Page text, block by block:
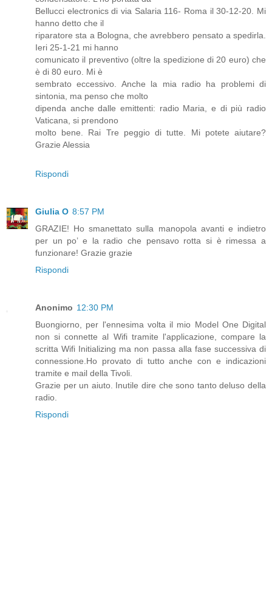
Bellucci electronics di via Salaria 116- Roma il 30-12-20. Mi
hanno detto che il
riparatore sta a Bologna, che avrebbero pensato a spedirla.
Ieri 25-1-21 mi hanno
comunicato il preventivo (oltre la spedizione di 20 euro) che
è di 80 euro. Mi è
sembrato eccessivo. Anche la mia radio ha problemi di
sintonia, ma penso che molto
dipenda anche dalle emittenti: radio Maria, e di più radio
Vaticana, si prendono
molto bene. Rai Tre peggio di tutte. Mi potete aiutare?
Grazie Alessia
Rispondi
Giulia O 8:57 PM
GRAZIE! Ho smanettato sulla manopola avanti e indietro
per un po’ e la radio che pensavo rotta si è rimessa a
funzionare! Grazie grazie
Rispondi
Anonimo 12:30 PM
Buongiorno, per l'ennesima volta il mio Model One Digital
non si connette al Wifi tramite l'applicazione, compare la
scritta Wifi Initializing ma non passa alla fase successiva di
connessione.Ho provato di tutto anche con e indicazioni
tramite e mail della Tivoli.
Grazie per un aiuto. Inutile dire che sono tanto deluso della
radio.
Rispondi